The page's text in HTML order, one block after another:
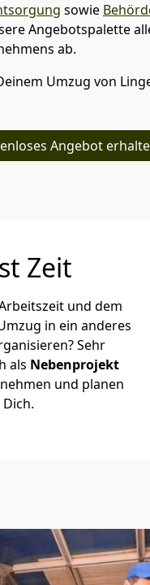
sowie
Angebotspalette
ab.
Umzug von
Angebot
Zeit
und dem
in ein anderes
Sehr
als Nebenprojekt
und planen